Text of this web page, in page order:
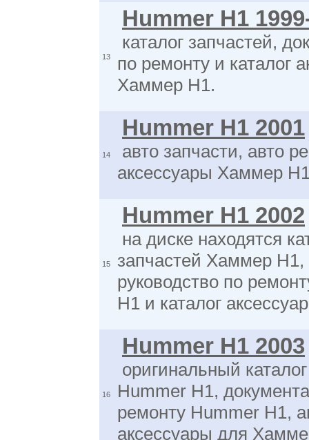
13
Hummer H1
каталог запчастей,
по ремонту и каталог
Хаммер Н1.
14
Hummer H1 2001
авто запчасти, авто
аксессуары Хаммер
15
Hummer H1 2002
на диске находятся
запчастей Хаммер H1,
руководство по
H1 и каталог
16
Hummer H1 2003
оригинальный
Hummer H1,
ремонту Hummer H1,
аксессуары для